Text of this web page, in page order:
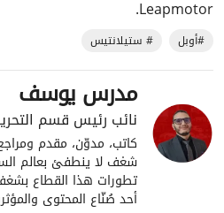
Leapmotor.
#أوبل # ستيلانتيس
مدرس يوسف
نائب رئيس قسم
كاتب، مدوّن، مقدم
شغف لا ينطفئ بعالم
تطورات هذا القطاع
أحد صُنّاع المحتوى